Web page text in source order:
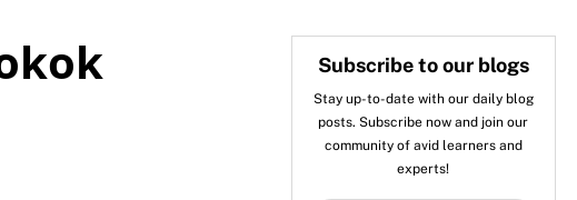
Subscribe to our blogs
Stay up-to-date with our daily blog
posts. Subscribe now and join our
community of avid learners and
experts!